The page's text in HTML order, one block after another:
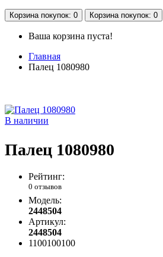
Корзинапокупок: 0 Корзинапокупок: 0
Ваша корзина пуста!
Главная
Палец 1080980
В наличии
Палец 1080980
Рейтинг:
0 отзывов
Модель:
2448504
Артикул:
2448504
1100100100